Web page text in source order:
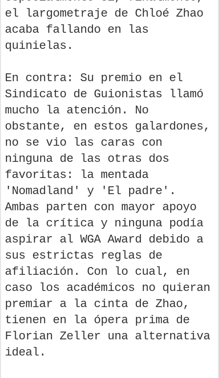
el largometraje de Chloé Zhao
acaba fallando en las
quinielas.
En contra: Su premio en el
Sindicato de Guionistas llamó
mucho la atención. No
obstante, en estos galardones,
no se vio las caras con
ninguna de las otras dos
favoritas: la mentada
'Nomadland' y 'El padre'.
Ambas parten con mayor apoyo
de la crítica y ninguna podía
aspirar al WGA Award debido a
sus estrictas reglas de
afiliación. Con lo cual, en
caso los académicos no quieran
premiar a la cinta de Zhao,
tienen en la ópera prima de
Florian Zeller una alternativa
ideal.